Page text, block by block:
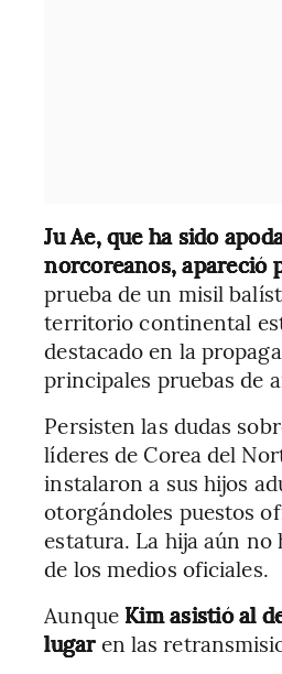
Ju Ae, que ha sido
norcoreanos, apareció
prueba de un misil
territorio continental
destacado en la
principales pruebas de
Persisten las dudas
líderes de Corea del
instalaron a sus hijos
otorgándoles puestos
estatura. La hija aún
de los medios oficiales.
AunqueKim asistió al
lugaren las